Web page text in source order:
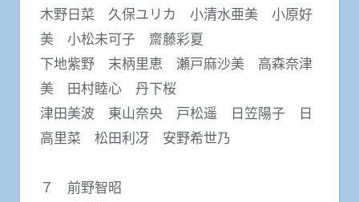
木野日菜 久保ユリカ 小清水亜美 小原好
美 小松未可子 齋藤彩夏
下地紫野 末柄里恵 瀬戸麻沙美 高森奈津
美 田村睦心 丹下桜
津田美波 東山奈央 戸松遥 日笠陽子 日
高里菜 松田利冴 安野希世乃
７ 前野智昭